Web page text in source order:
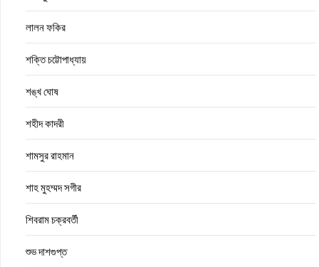
লালন ফকির
শক্তি চট্টোপাধ্যায়
শঙ্খ ঘোষ
শহীদ কাদরী
শামসুর রাহমান
শাহ মুহম্মদ সগীর
শিবরাম চক্রবর্তী
শুভ দাশগুপ্ত